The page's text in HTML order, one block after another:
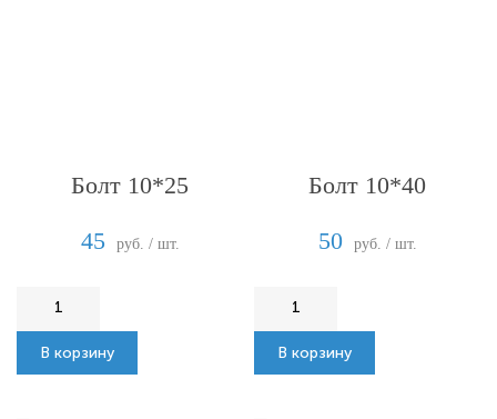
Болт 10*25
45
руб. / шт.
В корзину
Болт 10*40
50
руб. / шт.
В корзину